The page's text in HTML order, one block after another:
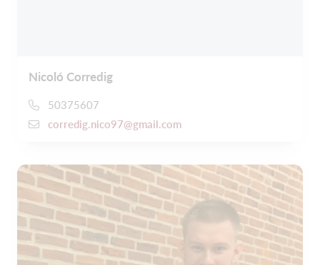
Nicoló Corredig
50375607
corredig.nico97@gmail.com